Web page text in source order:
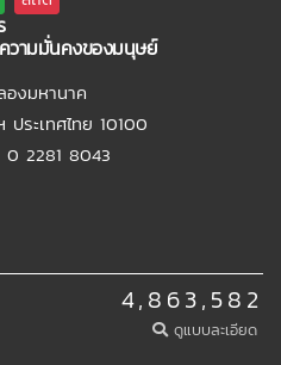
วามมั่นคงของมนุษย์
งมหานาค
ระเทศไทย 10100
2281 8043
4,863,582
ดูแบบละเอียด